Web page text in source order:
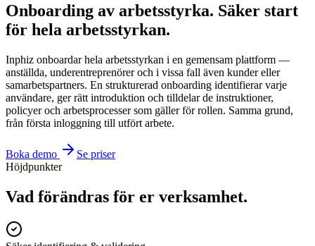
Onboarding av arbetsstyrka. Säker start
för hela arbetsstyrkan.
Inphiz onboardar hela arbetsstyrkan i en gemensam plattform —
anställda, underentreprenörer och i vissa fall även kunder eller
samarbetspartners. En strukturerad onboarding identifierar varje
användare, ger rätt introduktion och tilldelar de instruktioner,
policyer och arbetsprocesser som gäller för rollen. Samma grund,
från första inloggning till utfört arbete.
Boka demo
Se priser
Höjdpunkter
Vad förändras för er verksamhet.